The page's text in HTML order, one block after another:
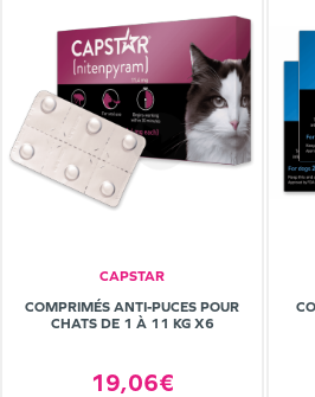
CAPSTAR
COMPRIMÉS ANTI-PUCES POUR
CHATS DE 1 À 11 KG X6
19,06€